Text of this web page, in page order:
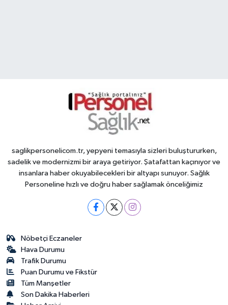
saglikpersonelicom.tr, yepyeni temasıyla sizleri buluştururken,
sadelik ve modernizmi bir araya getiriyor. Şatafattan kaçınıyor ve
insanlara haber okuyabilecekleri bir altyapı sunuyor. Sağlık
Personeline hızlı ve doğru haber sağlamak önceliğimiz
Nöbetçi Eczaneler
Hava Durumu
Trafik Durumu
Puan Durumu ve Fikstür
Tüm Manşetler
Son Dakika Haberleri